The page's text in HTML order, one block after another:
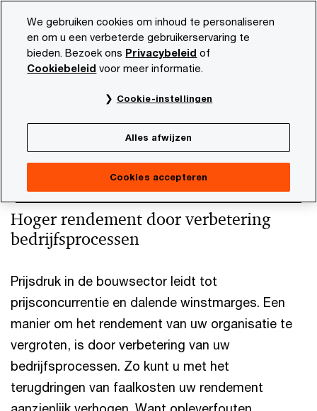
content
footer
PwC NL Marktsectoren Bouw
Rendementsverbetering
Hoger rendement door verbetering
bedrijfsprocessen
Prijsdruk in de bouwsector leidt tot
prijsconcurrentie en dalende winstmarges. Een
manier om het rendement van uw organisatie te
vergroten, is door verbetering van uw
bedrijfsprocessen. Zo kunt u met het
terugdringen van faalkosten uw rendement
We gebruiken cookies om inhoud te personaliseren
en om u een verbeterde gebruikerservaring te
bieden. Bezoek ons Privacybeleid of
Cookiebeleid voor meer informatie.
Cookie-instellingen
Alles afwijzen
Cookies accepteren